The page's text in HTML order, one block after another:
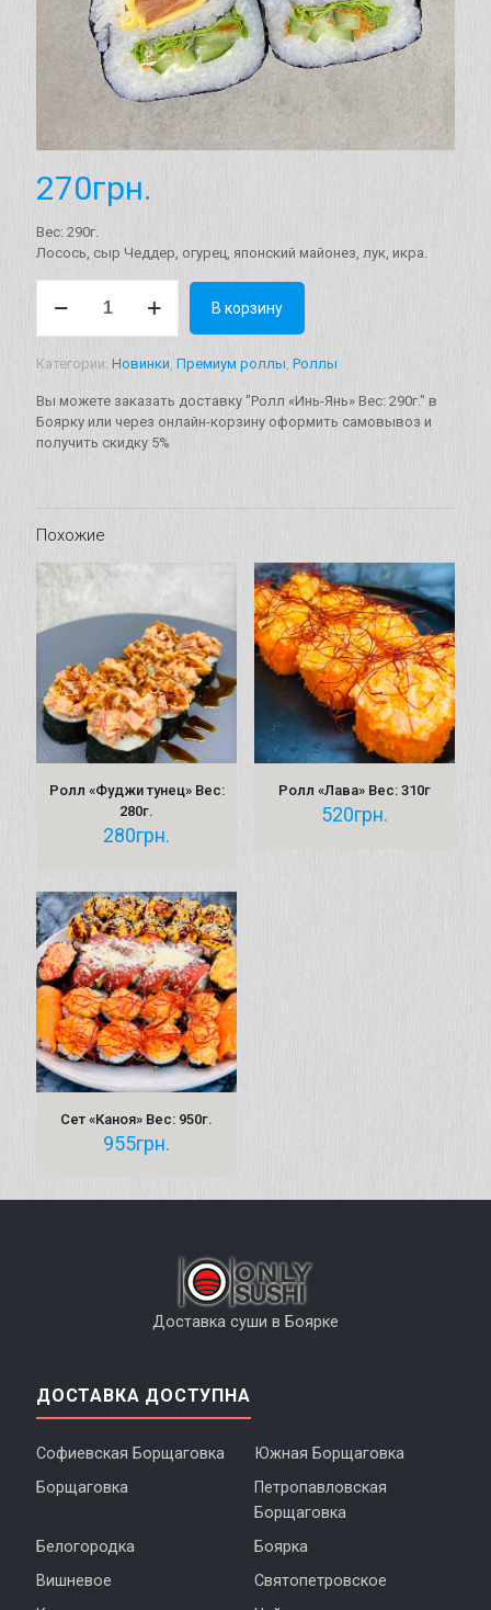
270грн.
Вес: 290г.
Лосось, сыр Чеддер, огурец, японский майонез, лук, икра.
товара
Янь"
Вес:
290г.
В корзину
Категории: Новинки Премиум роллы Роллы
Вы можете заказать доставку "Ролл «Инь-Янь» Вес: 290г." в
Боярку или через онлайн-корзину оформить самовывоз и
получить скидку 5%
Похожие
Ролл «Фуджи тунец» Вес:
280г.
280грн.
Ролл «Лава» Вес: 310г
520грн.
Сет «Каноя» Вес: 950г.
955грн.
Доставка суши в Боярке
ДОСТАВКА ДОСТУПНА
Софиевская Борщаговка
Южная Борщаговка
Борщаговка
Петропавловская
Борщаговка
Белогородка
Боярка
Вишневое
Святопетровское